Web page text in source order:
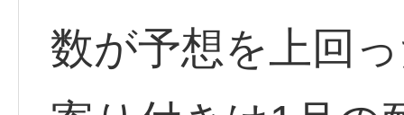
数が予想を上回